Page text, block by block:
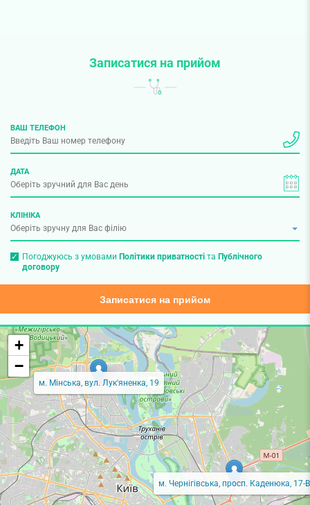
Записатися на прийом
ВАШ ТЕЛЕФОН
ДАТА
КЛІНІКА
Погоджуюсь з умовами Політики приватностіта Публічного
договору
Записатися на прийом
м. Мінська, вул. Лук'яненка, 19
м. Чернігівська, просп. Каденюка, 17-В
+
−